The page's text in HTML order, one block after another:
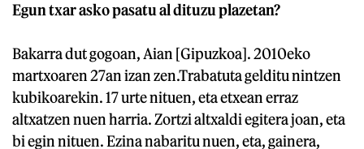
Egun txar asko pasatu al dituzu plazetan?
Bakarra dut gogoan, Aian [Gipuzkoa]. 2010eko
martxoaren 27an izan zen.Trabatuta gelditu nintzen
kubikoarekin. 17 urte nituen, eta etxean erraz
altxatzen nuen harria. Zortzi altxaldi egitera joan, eta
bi egin nituen. Ezina nabaritu nuen, eta, gainera,